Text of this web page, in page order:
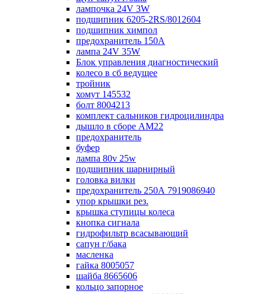
лампочка 24V 3W
подшипник 6205-2RS/8012604
подшипник химпол
предохранитель 150А
лампа 24V 35W
Блок управления диагностический
колесо в сб ведущее
тройник
хомут 145532
болт 8004213
комплект сальников гидроцилиндра
дышло в сборе AM22
предохранитель
буфер
лампа 80v 25w
подшипник шарнирный
головка вилки
предохранитель 250А 7919086940
упор крышки рез.
крышка ступицы колеса
кнопка сигнала
гидрофильтр всасывающий
сапун г/бака
масленка
гайка 8005057
шайба 8665606
кольцо запорное